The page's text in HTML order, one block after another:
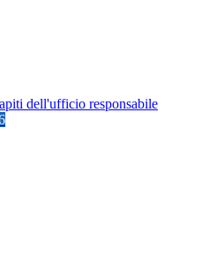
dell'ufficio responsabile